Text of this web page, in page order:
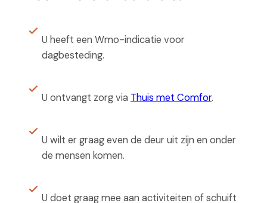
U heeft een Wmo-indicatie voor
dagbesteding.
U ontvangt zorg via Thuis met Comfor.
U wilt er graag even de deur uit zijn en onder
de mensen komen.
U doet graag mee aan activiteiten of schuift